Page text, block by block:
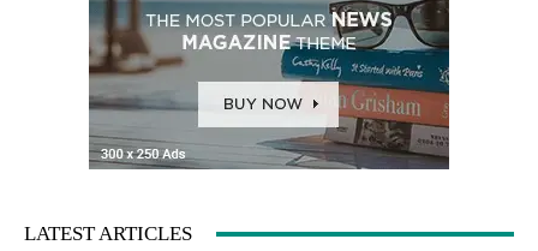
LATEST ARTICLES